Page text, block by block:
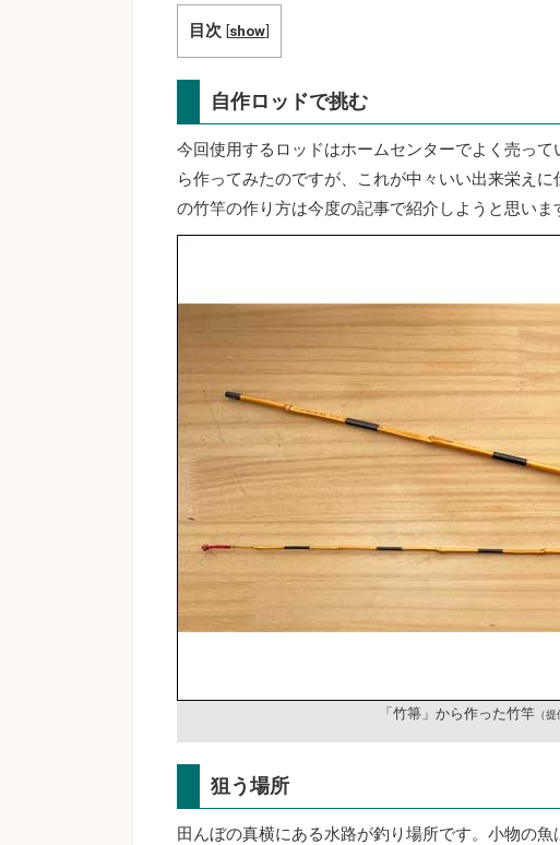
目次 [show]
自作ロッドで挑む
今回使用するロッドはホームセンターでよく売っ
ら作ってみたのですが、これが中々いい出来栄え
の竹竿の作り方は今度の記事で紹介しようと思いま
「竹箒」から作った竹竿（提
狙う場所
田んぼの真横にある水路が釣り場所です。小物の